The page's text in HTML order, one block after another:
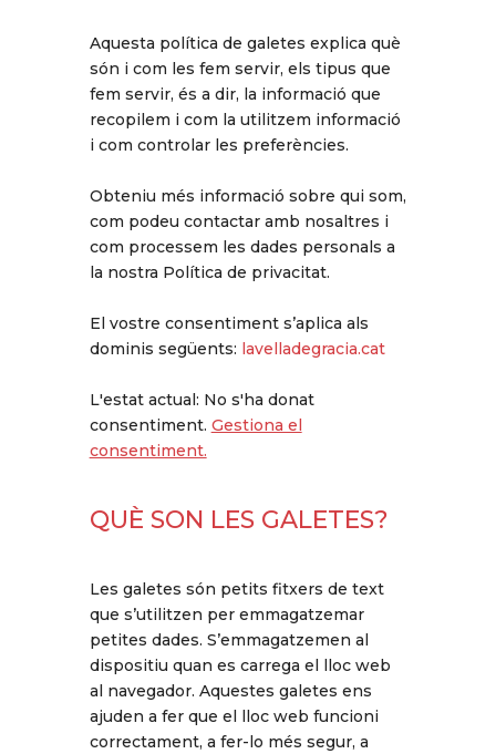
Aquesta política de galetes explica què
són i com les fem servir, els tipus que
fem servir, és a dir, la informació que
recopilem i com la utilitzem informació
i com controlar les preferències.
Obteniu més informació sobre qui som,
com podeu contactar amb nosaltres i
com processem les dades personals a
la nostra Política de privacitat.
El vostre consentiment s’aplica als
dominis següents: lavelladegracia.cat
L'estat actual: No s'ha donat
consentiment. Gestiona el
consentiment.
QUÈ SON LES GALETES?
Les galetes són petits fitxers de text
que s’utilitzen per emmagatzemar
petites dades. S’emmagatzemen al
dispositiu quan es carrega el lloc web
al navegador. Aquestes galetes ens
ajuden a fer que el lloc web funcioni
correctament, a fer-lo més segur, a